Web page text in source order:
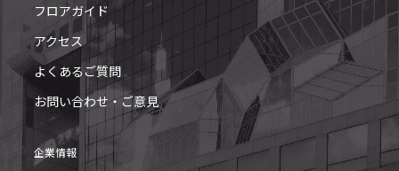
フロアガイド
アクセス
よくあるご質問
お問い合わせ・ご意見
企業情報